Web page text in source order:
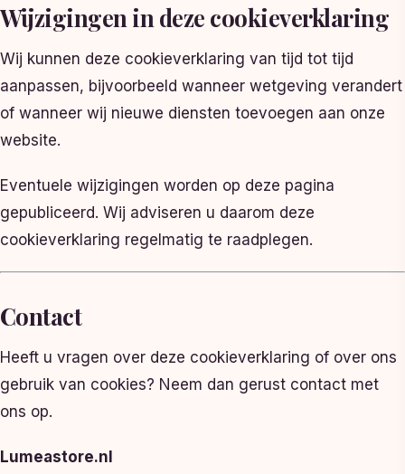
Wijzigingen in deze cookieverklaring
Wij kunnen deze cookieverklaring van tijd tot tijd
aanpassen, bijvoorbeeld wanneer wetgeving verandert
of wanneer wij nieuwe diensten toevoegen aan onze
website.
Eventuele wijzigingen worden op deze pagina
gepubliceerd. Wij adviseren u daarom deze
cookieverklaring regelmatig te raadplegen.
Contact
Heeft u vragen over deze cookieverklaring of over ons
gebruik van cookies? Neem dan gerust contact met
ons op.
Lumeastore.nl